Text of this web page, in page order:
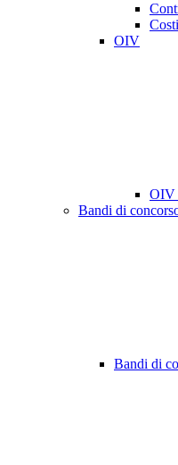
OIV
OIV
Bandi di
Bandi di